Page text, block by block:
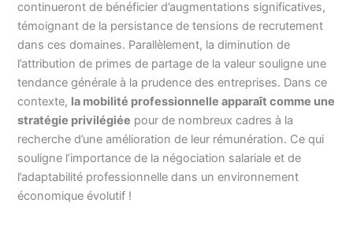
continueront de bénéficier d’augmentations significatives,
témoignant de la persistance de tensions de recrutement
dans ces domaines. Parallèlement, la diminution de
l’attribution de primes de partage de la valeur souligne une
tendance générale à la prudence des entreprises. Dans ce
contexte, la mobilité professionnelle apparaît comme une
stratégie privilégiée pour de nombreux cadres à la
recherche d’une amélioration de leur rémunération. Ce qui
souligne l’importance de la négociation salariale et de
l’adaptabilité professionnelle dans un environnement
économique évolutif !